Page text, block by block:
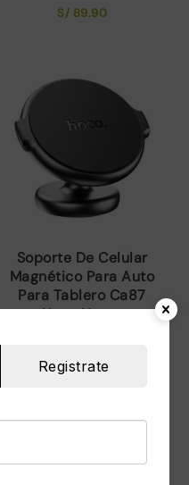
S/ 89.90
Soporte De Celular
Magnético Para Auto
Para Tablero Ca87
Hoco Negro
Registrate